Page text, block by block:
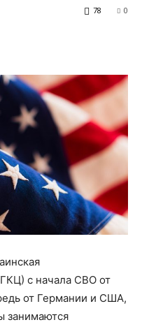
0
78
с начала СВО от
от Германии и США,
занимаются